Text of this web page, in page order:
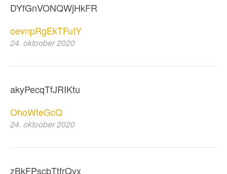
DYfGnVONQWjHkFR
oevnpRgEkTFuIY
24. oktoober 2020
akyPecqTfJRIKtu
OhoWteGcQ
24. oktoober 2020
zBkFPscbTtfrQyx